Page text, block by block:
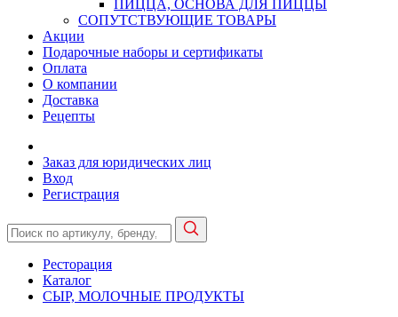
ПИЦЦА, ОСНОВА ДЛЯ ПИЦЦЫ
СОПУТСТВУЮЩИЕ ТОВАРЫ
Акции
Подарочные наборы и сертификаты
Оплата
О компании
Доставка
Рецепты
Заказ для юридических лиц
Вход
Регистрация
Ресторация
Каталог
СЫР, МОЛОЧНЫЕ ПРОДУКТЫ